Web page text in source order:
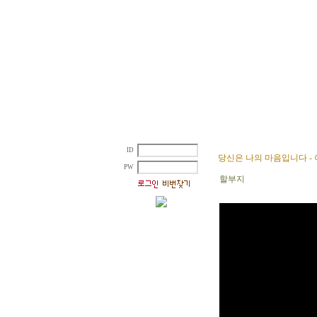
ID
PW
당신은 나의 마음입니다 -
할부지